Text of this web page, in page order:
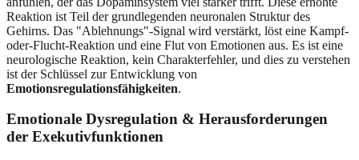
Reaktion ist Teil der grundlegenden neuronalen Struktur des
Gehirns. Das "Ablehnungs"-Signal wird verstärkt, löst eine Kampf-
oder-Flucht-Reaktion und eine Flut von Emotionen aus. Es ist eine
neurologische Reaktion, kein Charakterfehler, und dies zu verstehen
ist der Schlüssel zur Entwicklung von
Emotionsregulationsfähigkeiten.
Emotionale Dysregulation & Herausforderungen
der Exekutivfunktionen